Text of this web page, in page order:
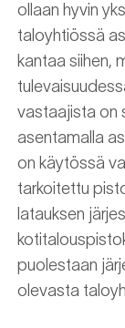
ollaan hyvin
taloyhtiössä
kantaa siihen,
vastaajista on
asentamalla
on käytössä
tarkoitettu
latauksen
puolestaan
olevasta